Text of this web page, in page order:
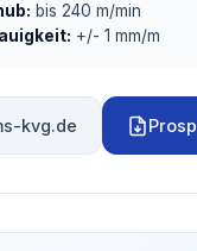
bis 240 m/min
+/- 1 mm/m
kvg.de